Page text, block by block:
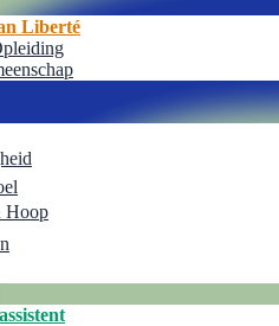
Liberté
Hoop